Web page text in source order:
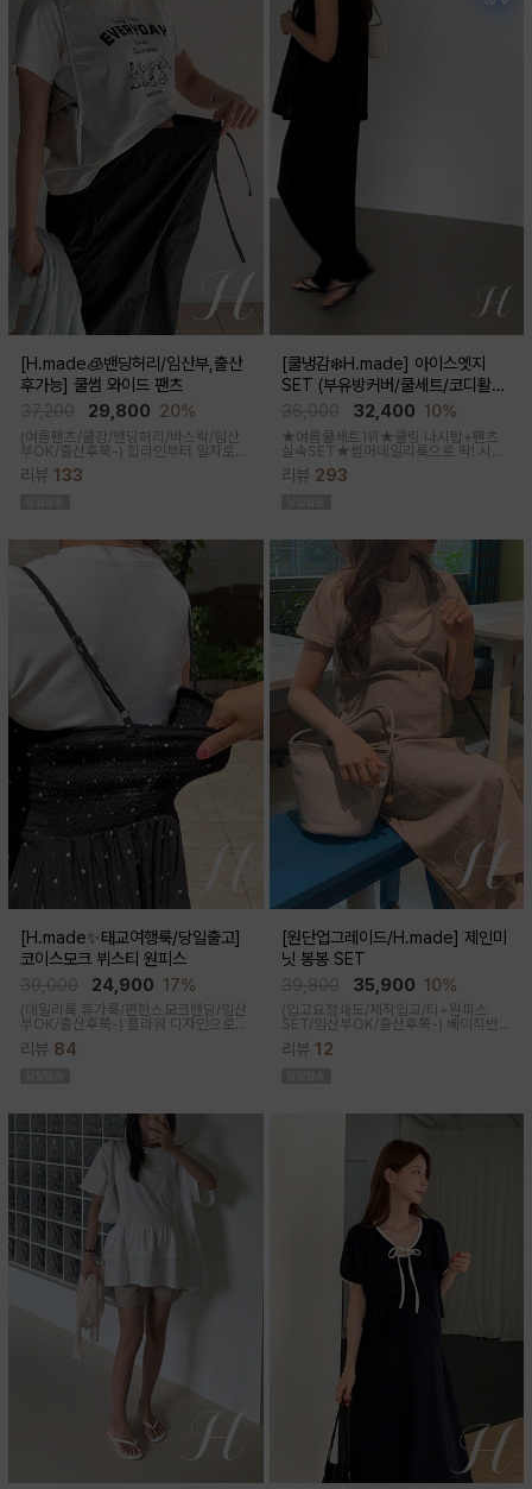
[H.made🧊밴딩허리/임산부,출산
후가능] 쿨썸 와이드 팬츠
29,800 20%
(여름팬츠/쿨감/밴딩허리/바스락/임산
부OK/출산후쭉-) 힙라인부터 일자로
툭-하고 떨어지는 와이드라인으로 체형
이 크게 드러나지않아요 데일리룩으로
리뷰 133
[쿨냉감❄️H.made] 아이스엣지
SET (부유방커버/쿨세트/코디활용
굿/출근룩,데일리룩)
32,400 10%
★여름쿨세트1위★쿨링 나시탑+팬츠
실속SET★썸머데일리룩으로 딱! 시원
한 감촉에 신축성 좋고 통기성쿨링원단
으로 한여름까지 가뿐하게~!
리뷰 293
[H.made✨태교여행룩/당일출고]
코이스모크 뷔스티 원피스
24,900 17%
(데일리룩,휴가룩/편한스모크밴딩/임산
부OK/출산후쭉-) 플라워 디자인으로
여성스러워 소장욕구를 업시켜주는 뷔
스티에 원피스랍니다
리뷰 84
[원단업그레이드/H.made] 제인미
닛 봉봉 SET
35,900 10%
(입고요청쇄도/제작입고/티+원피스
SET/임산부OK/출산후쭉-) 베이직반팔
과 나시 원피스 세트 구성으로 가성비세
트로 탄탄한 코튼원단으로 부드럽고 내
리뷰 12